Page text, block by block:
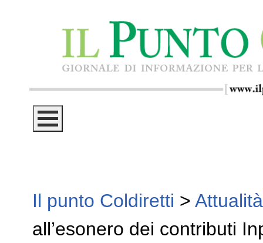
Il punto Coldiretti > Attualità
all’esonero dei contributi